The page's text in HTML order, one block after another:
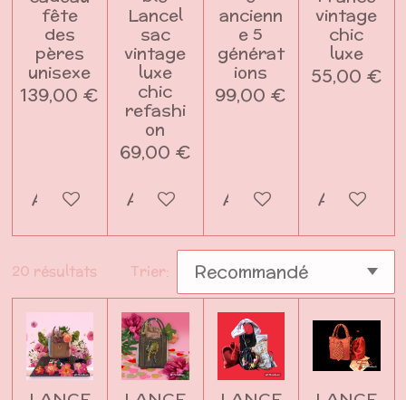
fête
des
pères
unisexe
139,00 €
Ajouter au panier
Lancel
sac
vintage
luxe
chic
refashi
on
69,00 €
Ajouter au panier
ancienn
e 5
générat
ions
99,00 €
Ajouter au panier
vintage
chic
luxe
55,00 €
Ajouter
20 résultats Trier: